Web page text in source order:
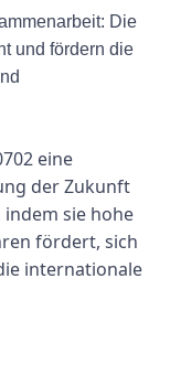
Die
und fördern die
eine
der Zukunft
sie hohe
fördert, sich
internationale